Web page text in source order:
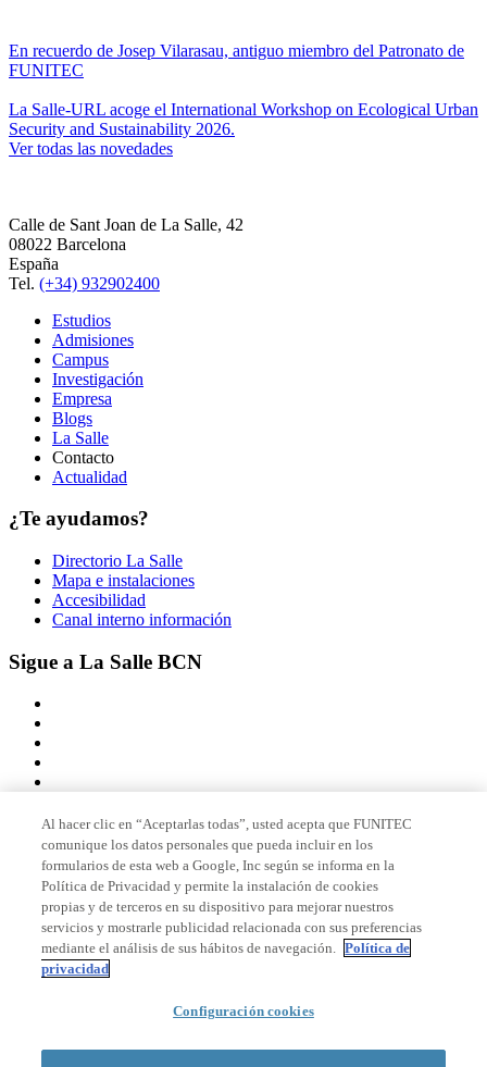
En recuerdo de Josep Vilarasau, antiguo miembro del Patronato de
FUNITEC
La Salle-URL acoge el International Workshop on Ecological Urban
Security and Sustainability 2026.
Ver todas las novedades
Calle de Sant Joan de La Salle, 42
08022 Barcelona
España
Tel. (+34) 932902400
Estudios
Admisiones
Campus
Investigación
Empresa
Blogs
La Salle
Contacto
Actualidad
¿Te ayudamos?
Directorio La Salle
Mapa e instalaciones
Accesibilidad
Canal interno información
Sigue a La Salle BCN
Miembro de
Acreditaciones
© 2026 La Salle Campus Barcelona - URL |
Al hacer clic en “Aceptarlas todas”, usted acepta que FUNITEC
comunique los datos personales que pueda incluir en los
formularios de esta web a Google, Inc según se informa en la
Política de Privacidad y permite la instalación de cookies
propias y de terceros en su dispositivo para mejorar nuestros
servicios y mostrarle publicidad relacionada con sus preferencias
mediante el análisis de sus hábitos de navegación. Política de
privacidad
Configuración cookies